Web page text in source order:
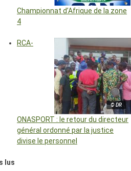
Championnat d’Afrique de la zone
4
© DR
RCA-
ONASPORT : le retour du directeur
général ordonné par la justice
divise le personnel
lus